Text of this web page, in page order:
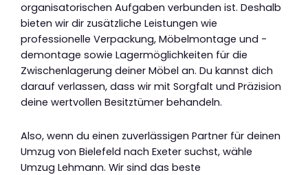
organisatorischen Aufgaben verbunden ist. Deshalb
bieten wir dir zusätzliche Leistungen wie
professionelle Verpackung, Möbelmontage und -
demontage sowie Lagermöglichkeiten für die
Zwischenlagerung deiner Möbel an. Du kannst dich
darauf verlassen, dass wir mit Sorgfalt und Präzision
deine wertvollen Besitztümer behandeln.
Also, wenn du einen zuverlässigen Partner für deinen
Umzug von Bielefeld nach Exeter suchst, wähle
Umzug Lehmann. Wir sind das beste